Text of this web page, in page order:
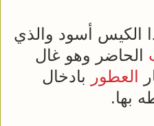
الكيس أسود والذي
الحاضر وهو غال
العطور بادخال
بها.